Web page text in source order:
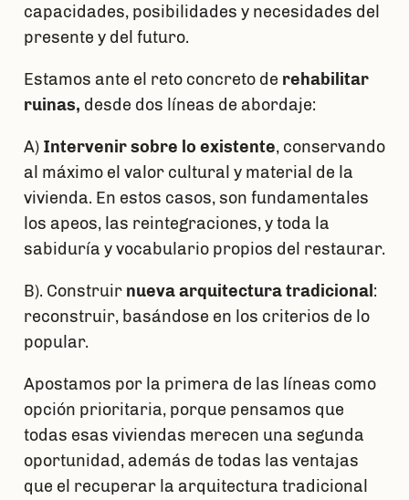
capacidades, posibilidades y necesidades del
presente y del futuro.
Estamos ante el reto concreto de rehabilitar
ruinas, desde dos líneas de abordaje:
A) Intervenir sobre lo existente, conservando
al máximo el valor cultural y material de la
vivienda. En estos casos, son fundamentales
los apeos, las reintegraciones, y toda la
sabiduría y vocabulario propios del restaurar.
B). Construir nueva arquitectura tradicional :
reconstruir, basándose en los criterios de lo
popular.
Apostamos por la primera de las líneas como
opción prioritaria, porque pensamos que
todas esas viviendas merecen una segunda
oportunidad, además de todas las ventajas
que el recuperar la arquitectura tradicional